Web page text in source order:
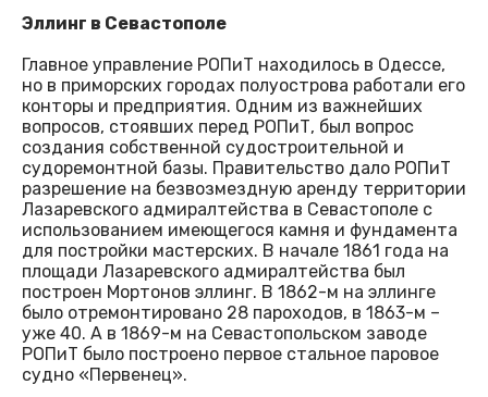
Эллинг в Севастополе
Главное управление РОПиТ находилось в Одессе,
но в приморских городах полуострова работали его
конторы и предприятия. Одним из важнейших
вопросов, стоявших перед РОПиТ, был вопрос
создания собственной судостроительной и
судоремонтной базы. Правительство дало РОПиТ
разрешение на безвозмездную аренду территории
Лазаревского адмиралтейства в Севастополе с
использованием имеющегося камня и фундамента
для постройки мастерских. В начале 1861 года на
площади Лазаревского адмиралтейства был
построен Мортонов эллинг. В 1862-м на эллинге
было отремонтировано 28 пароходов, в 1863-м –
уже 40. А в 1869-м на Севастопольском заводе
РОПиТ было построено первое стальное паровое
судно «Первенец».